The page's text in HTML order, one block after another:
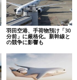
羽田空港、手荷物預け「30
分前」に厳格化。新幹線と
の競争に影響も